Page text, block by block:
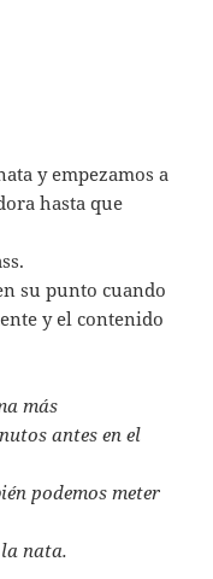
y empezamos a
hasta que
su punto cuando
y el contenido
más
antes en el
podemos meter
nata.